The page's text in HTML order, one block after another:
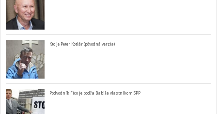
Kto je Peter Kotlár (pôvodná verzia)
Podvodník Fico je podľa Babiša vlastníkom SPP